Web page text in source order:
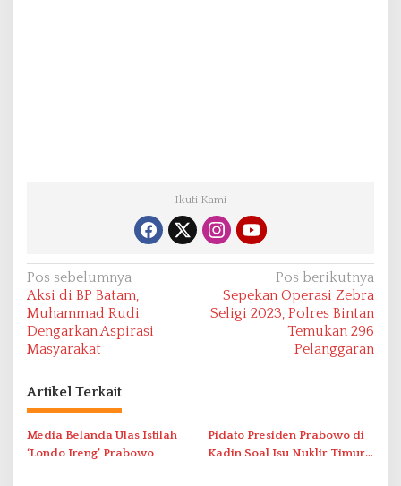
Ikuti Kami
N
a
v
i
g
a
s
i
Pos sebelumnya
Aksi di BP Batam,
Muhammad Rudi
Dengarkan Aspirasi
Masyarakat
Pos berikutnya
Sepekan Operasi Zebra
Seligi 2023, Polres Bintan
Temukan 296
Pelanggaran
Artikel Terkait
Media Belanda Ulas Istilah
‘Londo Ireng’ Prabowo
Pidato Presiden Prabowo di
Kadin Soal Isu Nuklir Timur